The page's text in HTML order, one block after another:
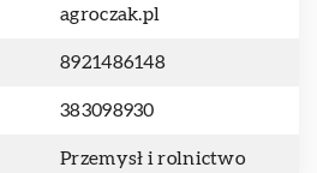
agroczak.pl
8921486148
383098930
Przemysł i rolnictwo